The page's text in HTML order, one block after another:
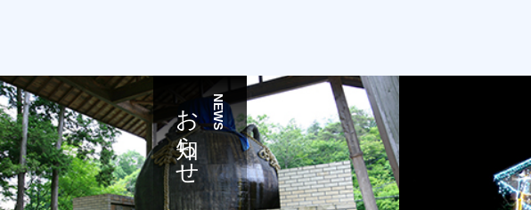
NEWS
お知らせ